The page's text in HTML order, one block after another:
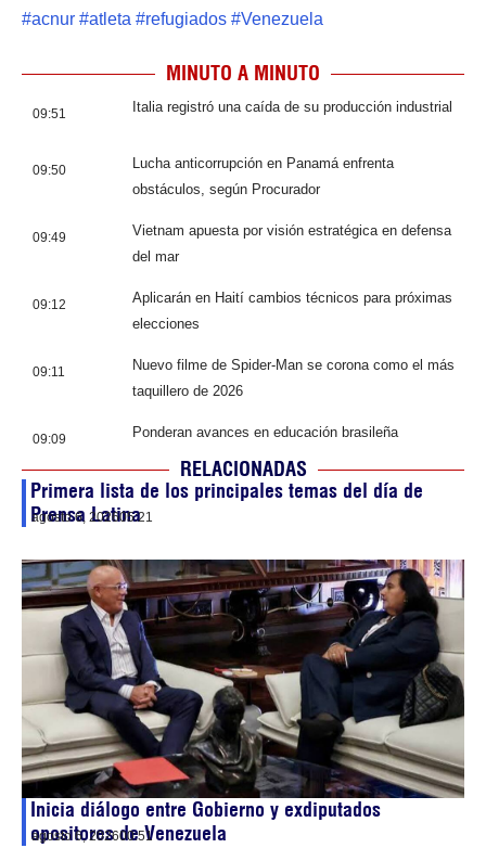
#acnur #atleta #refugiados #Venezuela
MINUTO A MINUTO
09:51 Italia registró una caída de su producción industrial
09:50
Lucha anticorrupción en Panamá enfrenta
obstáculos, según Procurador
09:49
Vietnam apuesta por visión estratégica en defensa
del mar
09:12
Aplicarán en Haití cambios técnicos para próximas
elecciones
09:11
Nuevo filme de Spider-Man se corona como el más
taquillero de 2026
09:09 Ponderan avances en educación brasileña
RELACIONADAS
Primera lista de los principales temas del día de
Prensa Latina
agosto 6, 202605:21
Inicia diálogo entre Gobierno y exdiputados
opositores de Venezuela
agosto 6, 202600:51